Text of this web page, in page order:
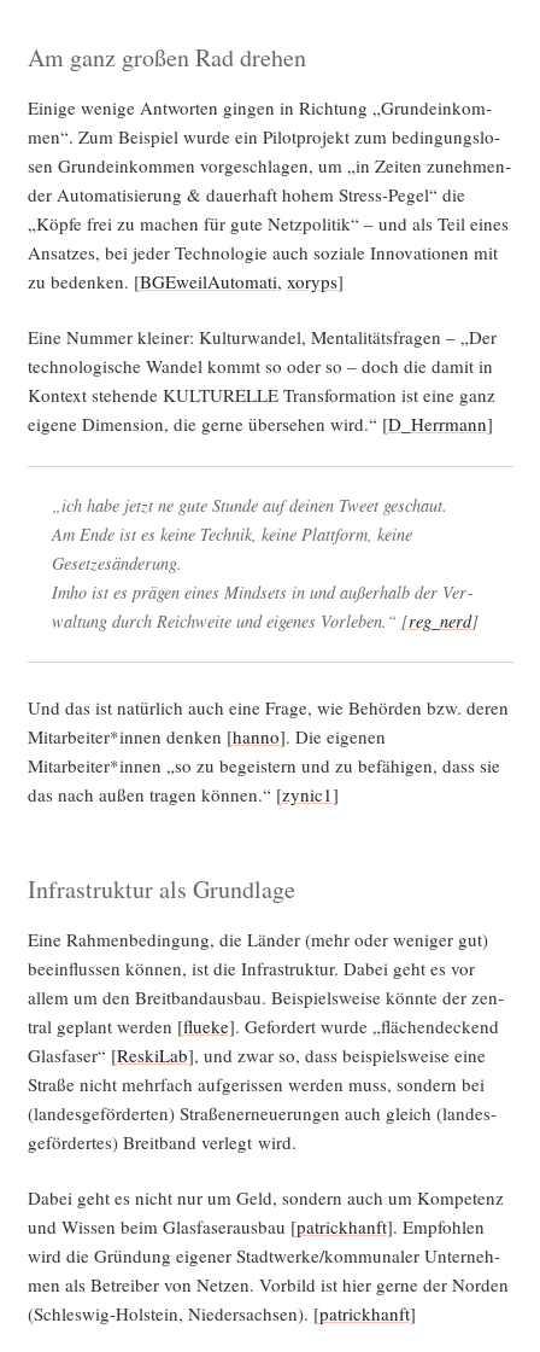
Am ganz großen Rad drehen
Eini­ge weni­ge Ant­wor­ten gin­gen in Rich­tung „Grund­ein­kom­
men“. Zum Bei­spiel wur­de ein Pilot­pro­jekt zum bedin­gungs­lo­
sen Grund­ein­kom­men vor­ge­schla­gen, um „in Zei­ten zuneh­men­
der Auto­ma­ti­sie­rung & dau­er­haft hohem Stress-Pegel“ die
„Köp­fe frei zu machen für gute Netz­po­li­tik“ – und als Teil eines
Ansat­zes, bei jeder Tech­no­lo­gie auch sozia­le Inno­va­tio­nen mit
zu beden­ken. [BGE­weil­Au­to­ma­ti, xoryps]
Eine Num­mer klei­ner: Kul­tur­wan­del, Men­ta­li­täts­fra­gen – „Der
tech­no­lo­gi­sche Wan­del kommt so oder so – doch die damit in
Kon­text ste­hen­de KULTURELLE Trans­for­ma­ti­on ist eine ganz
eige­ne Dimen­si­on, die ger­ne über­se­hen wird.“ [D_Herrmann]
„ich habe jetzt ne gute Stun­de auf dei­nen Tweet geschaut.
Am Ende ist es kei­ne Tech­nik, kei­ne Platt­form, kei­ne
Gesetzesänderung.
Imho ist es prä­gen eines Mind­sets in und außer­halb der Ver­
wal­tung durch Reich­wei­te und eige­nes Vor­le­ben.“ [reg_nerd]
Und das ist natür­lich auch eine Fra­ge, wie Behör­den bzw. deren
Mitarbeiter*innen den­ken [han­no]. Die eige­nen
Mitarbeiter*innen „so zu begeis­tern und zu befä­hi­gen, dass sie
das nach außen tra­gen kön­nen.“ [zynic1]
Infrastruktur als Grundlage
Eine Rah­men­be­din­gung, die Län­der (mehr oder weni­ger gut)
beein­flus­sen kön­nen, ist die Infra­struk­tur. Dabei geht es vor
allem um den Breit­band­aus­bau. Bei­spiels­wei­se könn­te der zen­
tral geplant wer­den [flue­ke]. Gefor­dert wur­de „flä­chen­de­ckend
Glas­fa­ser“ [Reski­Lab], und zwar so, dass bei­spiels­wei­se eine
Stra­ße nicht mehr­fach auf­ge­ris­sen wer­den muss, son­dern bei
(lan­des­ge­för­der­ten) Stra­ßen­er­neue­run­gen auch gleich (lan­des­
ge­för­der­tes) Breit­band ver­legt wird.
Dabei geht es nicht nur um Geld, son­dern auch um Kom­pe­tenz
und Wis­sen beim Glas­fa­ser­aus­bau [patrick­hanft]. Emp­foh­len
wird die Grün­dung eige­ner Stadtwerke/kommunaler Unter­neh­
men als Betrei­ber von Net­zen. Vor­bild ist hier ger­ne der Nor­den
(Schles­wig-Hol­stein, Nie­der­sach­sen). [patrick­hanft]